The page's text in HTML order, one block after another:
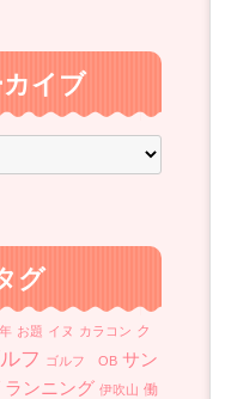
イブ
グ
お題 イヌ カラコン ク
フ ゴルフ OB サン
ランニング 伊吹山 働